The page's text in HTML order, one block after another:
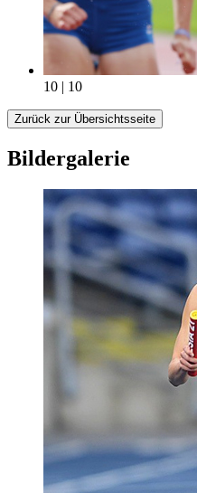
10 | 10
Zurück zur Übersichtsseite
Bildergalerie